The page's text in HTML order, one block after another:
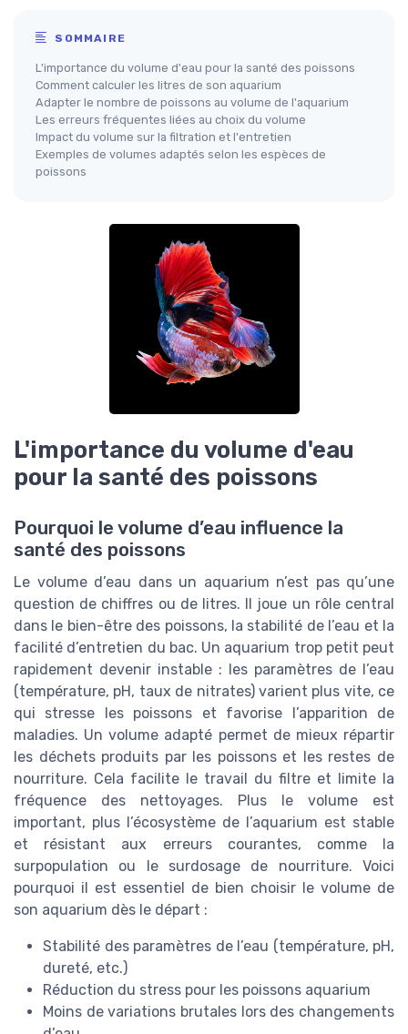
SOMMAIRE
L'importance du volume d'eau pour la santé des poissons
Comment calculer les litres de son aquarium
Adapter le nombre de poissons au volume de l'aquarium
Les erreurs fréquentes liées au choix du volume
Impact du volume sur la filtration et l'entretien
Exemples de volumes adaptés selon les espèces de
poissons
L'importance du volume d'eau
pour la santé des poissons
Pourquoi le volume d’eau influence la
santé des poissons
Le volume d’eau dans un aquarium n’est pas qu’une
question de chiffres ou de litres. Il joue un rôle central
dans le bien-être des poissons, la stabilité de l’eau et la
facilité d’entretien du bac. Un aquarium trop petit peut
rapidement devenir instable : les paramètres de l’eau
(température, pH, taux de nitrates) varient plus vite, ce
qui stresse les poissons et favorise l’apparition de
maladies. Un volume adapté permet de mieux répartir
les déchets produits par les poissons et les restes de
nourriture. Cela facilite le travail du filtre et limite la
fréquence des nettoyages. Plus le volume est
important, plus l’écosystème de l’aquarium est stable
et résistant aux erreurs courantes, comme la
surpopulation ou le surdosage de nourriture. Voici
pourquoi il est essentiel de bien choisir le volume de
son aquarium dès le départ :
Stabilité des paramètres de l’eau (température, pH,
dureté, etc.)
Réduction du stress pour les poissons aquarium
Moins de variations brutales lors des changements